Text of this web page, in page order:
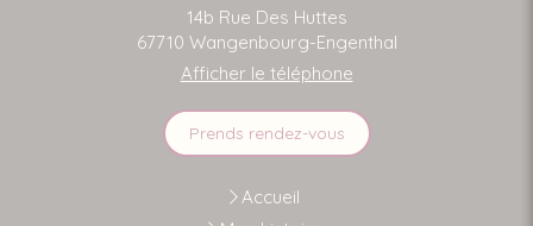
14b Rue Des Huttes
67710 Wangenbourg-Engenthal
Afficher le téléphone
Prends rendez-vous
Accueil